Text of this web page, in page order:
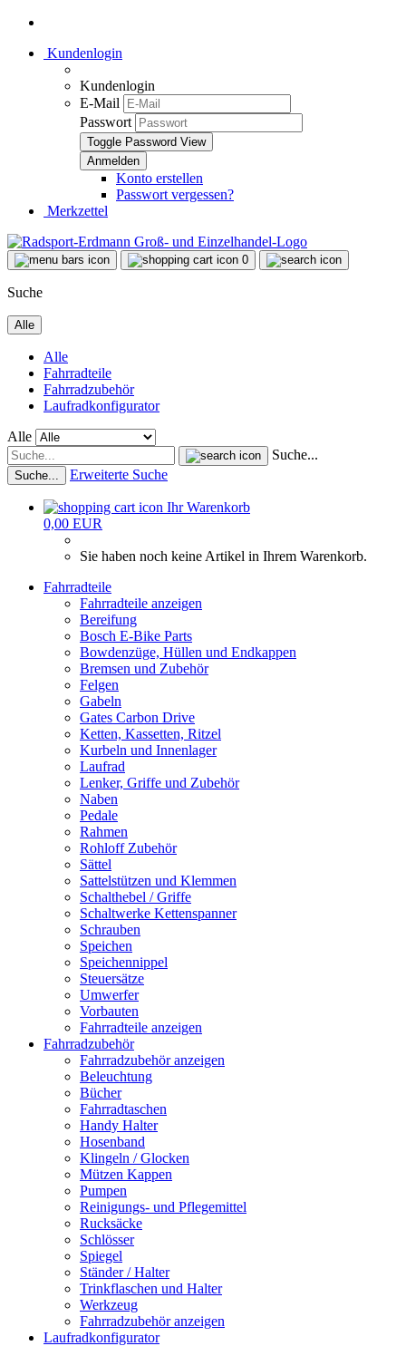
Kundenlogin
Kundenlogin
E-Mail
Passwort
Toggle Password View
Konto erstellen
Passwort vergessen?
Merkzettel
0
Suche
Alle
Alle
Fahrradteile
Fahrradzubehör
Laufradkonfigurator
Alle
Suche...
Suche... Erweiterte Suche
Ihr Warenkorb
0,00 EUR
Sie haben noch keine Artikel in Ihrem Warenkorb.
Fahrradteile
Fahrradteile anzeigen
Bereifung
Bosch E-Bike Parts
Bowdenzüge, Hüllen und Endkappen
Bremsen und Zubehör
Felgen
Gabeln
Gates Carbon Drive
Ketten, Kassetten, Ritzel
Kurbeln und Innenlager
Laufrad
Lenker, Griffe und Zubehör
Naben
Pedale
Rahmen
Rohloff Zubehör
Sättel
Sattelstützen und Klemmen
Schalthebel / Griffe
Schaltwerke Kettenspanner
Schrauben
Speichen
Speichennippel
Steuersätze
Umwerfer
Vorbauten
Fahrradteile anzeigen
Fahrradzubehör
Fahrradzubehör anzeigen
Beleuchtung
Bücher
Fahrradtaschen
Handy Halter
Hosenband
Klingeln / Glocken
Mützen Kappen
Pumpen
Reinigungs- und Pflegemittel
Rucksäcke
Schlösser
Spiegel
Ständer / Halter
Trinkflaschen und Halter
Werkzeug
Fahrradzubehör anzeigen
Laufradkonfigurator